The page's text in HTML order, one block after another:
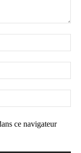
ce navigateur